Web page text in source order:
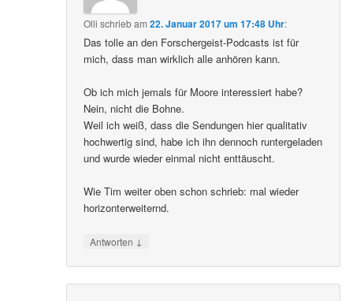
Olli schriebam22. Januar 2017 um 17:48 Uhr:
Das tolle an den Forschergeist-Podcasts ist für
mich, dass man wirklich alle anhören kann.
Ob ich mich jemals für Moore interessiert habe?
Nein, nicht die Bohne.
Weil ich weiß, dass die Sendungen hier qualitativ
hochwertig sind, habe ich ihn dennoch runtergeladen
und wurde wieder einmal nicht enttäuscht.
Wie Tim weiter oben schon schrieb: mal wieder
horizonterweiternd.
Antworten ↓